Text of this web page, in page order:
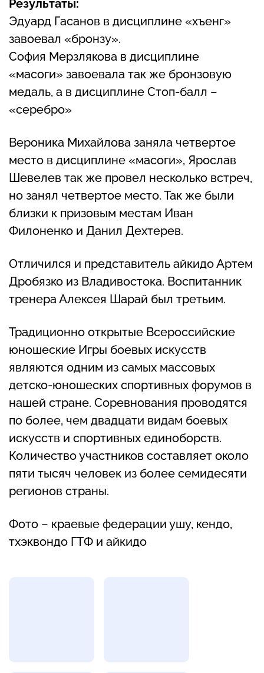
Результаты:
Эдуард Гасанов в дисциплине «хъенг»
завоевал «бронзу».
София Мерзлякова в дисциплине
«масоги» завоевала так же бронзовую
медаль, а в дисциплине Стоп-балл –
«серебро»
Вероника Михайлова заняла четвертое
место в дисциплине «масоги», Ярослав
Шевелев так же провел несколько встреч,
но занял четвертое место. Так же были
близки к призовым местам Иван
Филоненко и Данил Дехтерев.
Отличился и представитель айкидо Артем
Дробязко из Владивостока. Воспитанник
тренера Алексея Шарай был третьим.
Традиционно открытые Всероссийские
юношеские Игры боевых искусств
являются одним из самых массовых
детско-юношеских спортивных форумов в
нашей стране. Соревнования проводятся
по более, чем двадцати видам боевых
искусств и спортивных единоборств.
Количество участников составляет около
пяти тысяч человек из более семидесяти
регионов страны.
Фото – краевые федерации ушу, кендо,
тхэквондо ГТФ и айкидо